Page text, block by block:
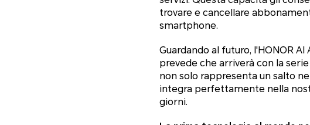
trovare e cancellare
smartphone.
Guardando al futuro, l'HONOR
prevede che arriverà con la
non solo rappresenta un salto
integra perfettamente nella
giorni.